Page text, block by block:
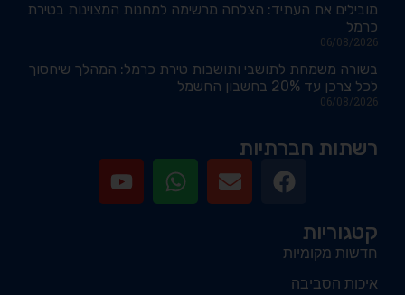
מובילים את העתיד: הצלחה מרשימה למחנות המצוינות בטירת
כרמל
06/08/2026
בשורה משמחת לתושבי ותושבות טירת כרמל: המהלך שיחסוך
לכל צרכן עד 20% בחשבון החשמל
06/08/2026
רשתות חברתיות
קטגוריות
חדשות מקומיות
איכות הסביבה